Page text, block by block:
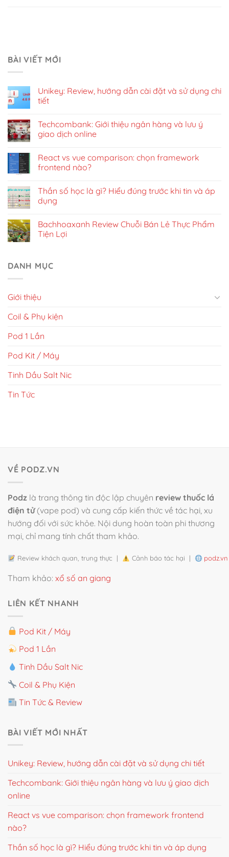
BÀI VIẾT MỚI
Unikey: Review, hướng dẫn cài đặt và sử dụng chi
tiết
Techcombank: Giới thiệu ngân hàng và lưu ý
giao dịch online
React vs vue comparison: chọn framework
frontend nào?
Thần số học là gì? Hiểu đúng trước khi tin và áp
dụng
Bachhoaxanh Review Chuỗi Bán Lẻ Thực Phẩm
Tiện Lợi
DANH MỤC
Giới thiệu
Coil & Phụ kiện
Pod 1 Lần
Pod Kit / Máy
Tinh Dầu Salt Nic
Tin Tức
VỀ PODZ.VN
Podz là trang thông tin độc lập chuyên review thuốc lá
điện tử(vape pod) và cung cấp kiến thức về tác hại, xu
hướng đối với sức khỏe. Nội dung hoàn toàn phi thương
mại, chỉ mang tính chất tham khảo.
Review khách quan, trung thực | Cảnh báo tác hại | podz.vn
Tham khảo: xổ số an giang
LIÊN KẾT NHANH
Pod Kit / Máy
Pod 1 Lần
Tinh Dầu Salt Nic
Coil & Phụ Kiện
Tin Tức & Review
BÀI VIẾT MỚI NHẤT
Unikey: Review, hướng dẫn cài đặt và sử dụng chi tiết
Techcombank: Giới thiệu ngân hàng và lưu ý giao dịch
online
React vs vue comparison: chọn framework frontend
nào?
Thần số học là gì? Hiểu đúng trước khi tin và áp dụng